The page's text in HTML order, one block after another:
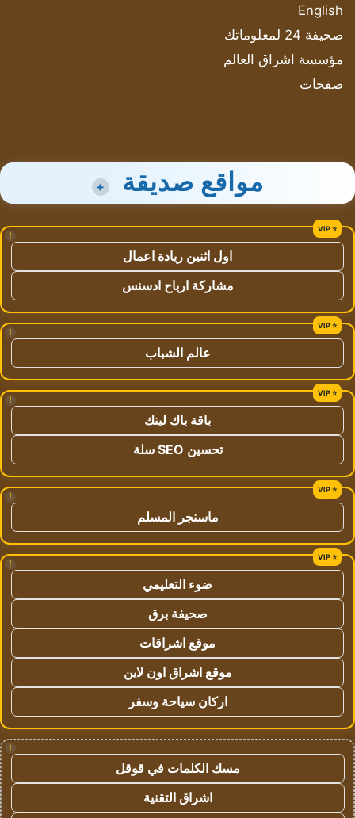
English
صحيفة 24 لمعلوماتك
مؤسسة اشراق العالم
صفحات
مواقع صديقة +
!
اول اثنين ريادة اعمال
مشاركة ارباح ادسنس
!
عالم الشباب
!
باقة باك لينك
تحسين SEO سلة
!
ماسنجر المسلم
!
ضوء التعليمي
صحيفة برق
موقع اشراقات
موقع اشراق اون لاين
اركان سياحة وسفر
!
مسك الكلمات في قوقل
اشراق التقنية